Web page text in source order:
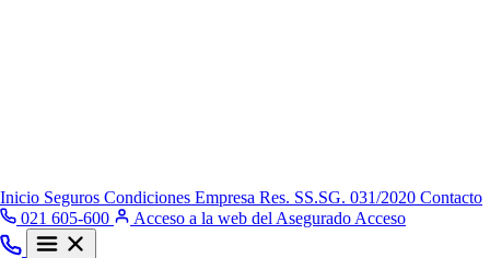
Inicio Seguros Condiciones Empresa Res. SS.SG. 031/2020 Contacto
021 605-600
Acceso a la web del Asegurado Acceso